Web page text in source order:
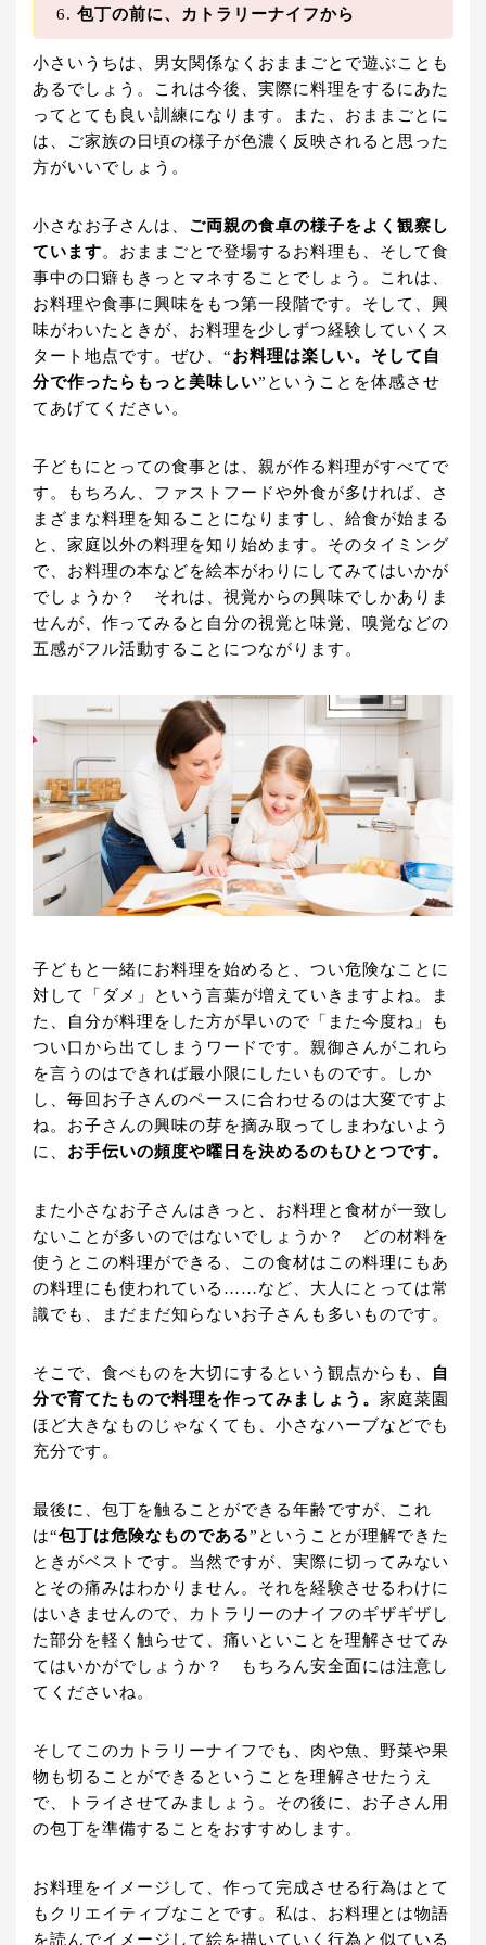
包丁の前に、カトラリーナイフから
小さいうちは、男女関係なくおままごとで遊ぶことも
あるでしょう。これは今後、実際に料理をするにあた
ってとても良い訓練になります。また、おままごとに
は、ご家族の日頃の様子が色濃く反映されると思った
方がいいでしょう。
小さなお子さんは、 ご両親の食卓の様子をよく観察し
ています。おままごとで登場するお料理も、そして食
事中の口癖もきっとマネすることでしょう。これは、
お料理や食事に興味をもつ第一段階です。そして、興
味がわいたときが、お料理を少しずつ経験していくス
タート地点です。ぜひ、“お料理は楽しい。そして自
分で作ったらもっと美味しい”ということを体感させ
てあげてください。
子どもにとっての食事とは、親が作る料理がすべてで
す。もちろん、ファストフードや外食が多ければ、さ
まざまな料理を知ることになりますし、給食が始まる
と、家庭以外の料理を知り始めます。そのタイミング
で、お料理の本などを絵本がわりにしてみてはいかが
でしょうか？ それは、視覚からの興味でしかありま
せんが、作ってみると自分の視覚と味覚、嗅覚などの
五感がフル活動することにつながります。
子どもと一緒にお料理を始めると、つい危険なことに
対して「ダメ」という言葉が増えていきますよね。ま
た、自分が料理をした方が早いので「また今度ね」も
つい口から出てしまうワードです。親御さんがこれら
を言うのはできれば最小限にしたいものです。しか
し、毎回お子さんのペースに合わせるのは大変ですよ
ね。お子さんの興味の芽を摘み取ってしまわないよう
に、 お手伝いの頻度や曜日を決めるのもひとつです。
また小さなお子さんはきっと、お料理と食材が一致し
ないことが多いのではないでしょうか？ どの材料を
使うとこの料理ができる、この食材はこの料理にもあ
の料理にも使われている……など、大人にとっては常
識でも、まだまだ知らないお子さんも多いものです。
そこで、食べものを大切にするという観点からも、
自
分で育てたもので料理を作ってみましょう。 家庭菜園
ほど大きなものじゃなくても、小さなハーブなどでも
充分です。
最後に、包丁を触ることができる年齢ですが、これ
は“包丁は危険なものである”ということが理解できた
ときがベストです。当然ですが、実際に切ってみない
とその痛みはわかりません。それを経験させるわけに
はいきませんので、カトラリーのナイフのギザギザし
た部分を軽く触らせて、痛いといことを理解させてみ
てはいかがでしょうか？ もちろん安全面には注意し
てくださいね。
そしてこのカトラリーナイフでも、肉や魚、野菜や果
物も切ることができるということを理解させたうえ
で、トライさせてみましょう。その後に、お子さん用
の包丁を準備することをおすすめします。
お料理をイメージして、作って完成させる行為はとて
もクリエイティブなことです。私は、お料理とは物語
を読んでイメージして絵を描いていく行為と似ている